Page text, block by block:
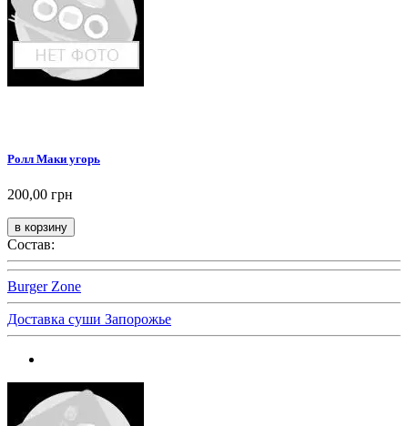
Ролл Маки угорь
200,00 грн
Состав:
Burger Zone
Доставка суши Запорожье